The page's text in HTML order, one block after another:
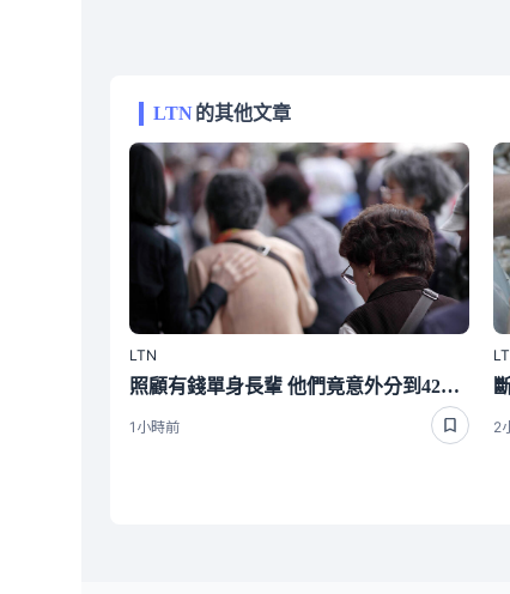
LTN的其他文章
LTN
照顧有錢單身長輩 他們竟意外分到4220萬遺產 背後真相曝光了
1小時前 2